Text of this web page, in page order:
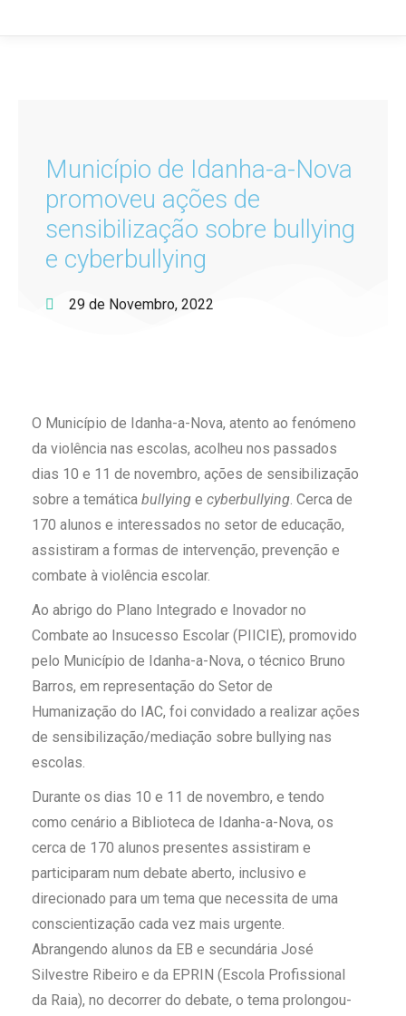
Município de Idanha-a-Nova
promoveu ações de
sensibilização sobre bullying
e cyberbullying
29 de Novembro, 2022
O Município de Idanha-a-Nova, atento ao fenómeno
da violência nas escolas, acolheu nos passados
dias 10 e 11 de novembro, ações de sensibilização
sobre a temática bullying e cyberbullying. Cerca de
170 alunos e interessados no setor de educação,
assistiram a formas de intervenção, prevenção e
combate à violência escolar.
Ao abrigo do Plano Integrado e Inovador no
Combate ao Insucesso Escolar (PIICIE), promovido
pelo Município de Idanha-a-Nova, o técnico Bruno
Barros, em representação do Setor de
Humanização do IAC, foi convidado a realizar ações
de sensibilização/mediação sobre bullying nas
escolas.
Durante os dias 10 e 11 de novembro, e tendo
como cenário a Biblioteca de Idanha-a-Nova, os
cerca de 170 alunos presentes assistiram e
participaram num debate aberto, inclusivo e
direcionado para um tema que necessita de uma
conscientização cada vez mais urgente.
Abrangendo alunos da EB e secundária José
Silvestre Ribeiro e da EPRIN (Escola Profissional
da Raia), no decorrer do debate, o tema prolongou-